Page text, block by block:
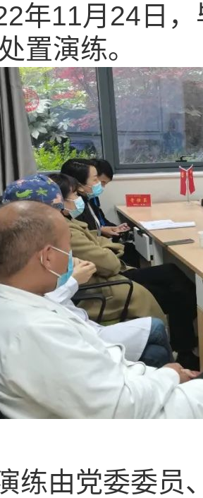
11月24日，
置演练。
练由党委委员